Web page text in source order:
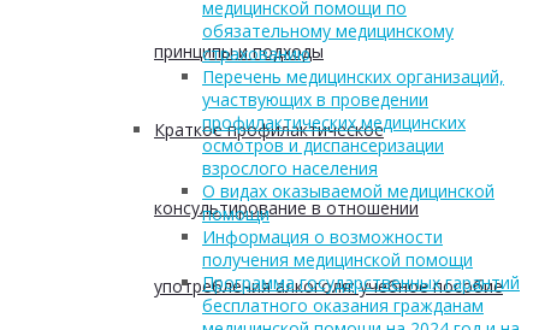
принципы и подходы
Краткое профилактическое
консультирование в отношении
употребления алкоголя: учебное пособие
медицинской помощи по
обязательному медицинскому
страхованию
Перечень медицинских организаций,
участвующих в проведении
профилактических медицинских
осмотров и диспансеризации
взрослого населения
О видах оказываемой медицинской
помощи
Информация о возможности
получения медицинской помощи
Программа государственных гарантий
бесплатного оказания гражданам